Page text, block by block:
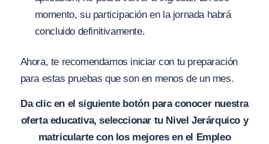
momento, su participación en la jornada habrá
concluido definitivamente.
Ahora, te recomendamos iniciar con tu preparación
para estas pruebas que son en menos de un mes.
Da clic en el siguiente botón para conocer nuestra
oferta educativa, seleccionar tu Nivel Jerárquico y
matricularte con los mejores en el Empleo